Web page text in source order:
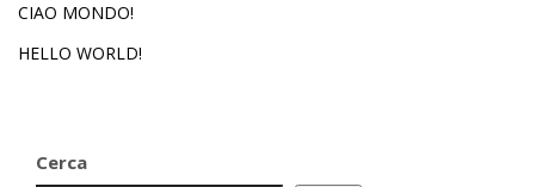
CIAO MONDO!
HELLO WORLD!
Cerca